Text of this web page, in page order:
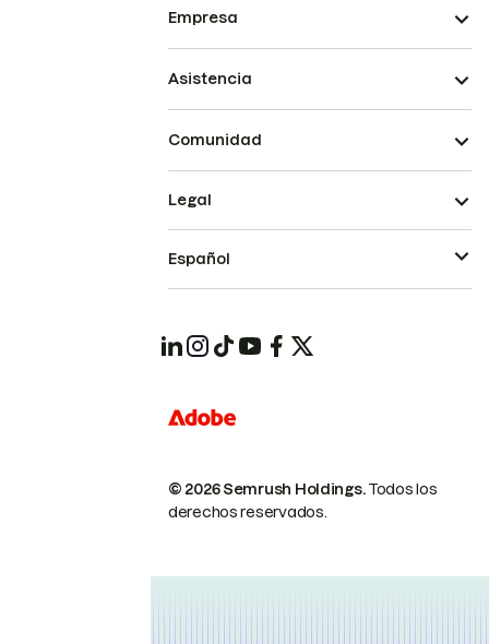
Empresa
Asistencia
Comunidad
© 2026 Semrush Holdings.Todos los
derechos reservados.
Legal
Español